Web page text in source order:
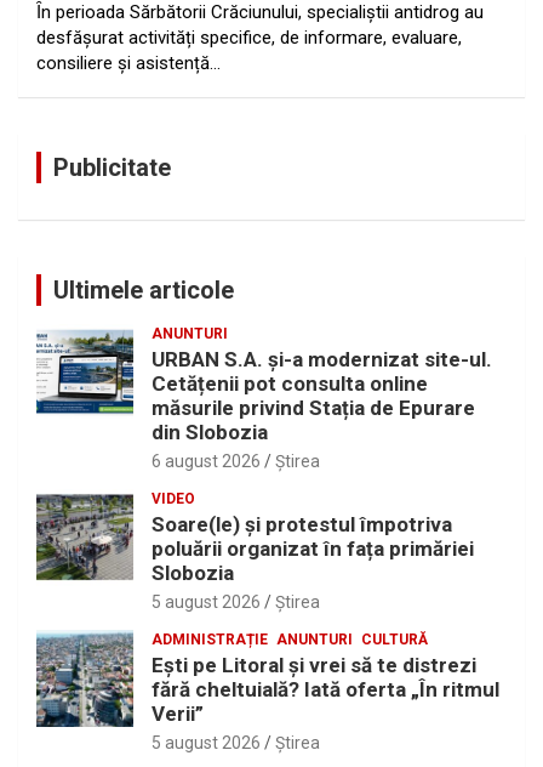
Ȋn perioada Sărbătorii Crăciunului, specialiștii antidrog au
desfășurat activități specifice, de informare, evaluare,
consiliere şi asistență…
Publicitate
Ultimele articole
ANUNTURI
URBAN S.A. și-a modernizat site-ul.
Cetățenii pot consulta online
măsurile privind Stația de Epurare
din Slobozia
6 august 2026 Ştirea
VIDEO
Soare(le) și protestul împotriva
poluării organizat în fața primăriei
Slobozia
5 august 2026 Ştirea
ADMINISTRAȚIE ANUNTURI CULTURĂ
Eşti pe Litoral şi vrei să te distrezi
fără cheltuială? Iată oferta „În ritmul
Verii”
5 august 2026 Ştirea